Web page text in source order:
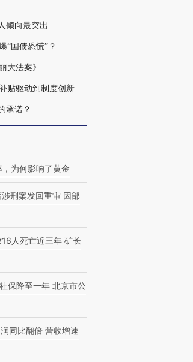
具价值首席分析
之机》、《蜕变·
倾向最突出
“国债恐慌”？
大法案》
贴驱动到制度创新
承诺？
为何影响了黄金
刑案发回重审 因部
人死亡近三年 矿长
保降至一年 北京市公
同比翻倍 营收增速